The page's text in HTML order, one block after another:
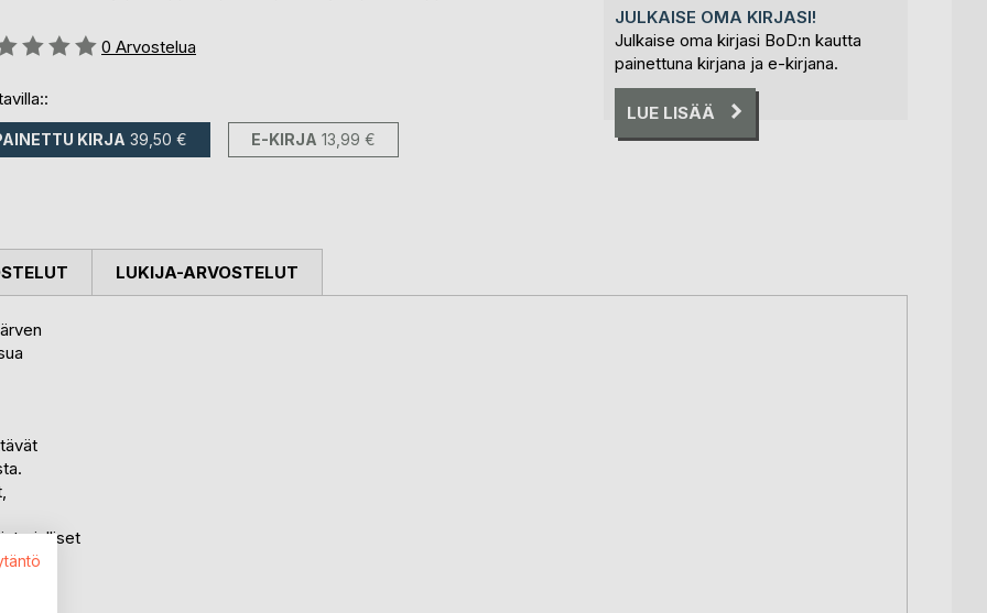
0 Arvostelua
KIRJA 39,50 € E-KIRJA 13,99 €
JULKAISE OMA KIRJASI!
Julkaise oma kirjasi BoD:n kautta
painettuna kirjana ja e-kirjana.
LUE LISÄÄ
LUKIJA-ARVOSTELUT